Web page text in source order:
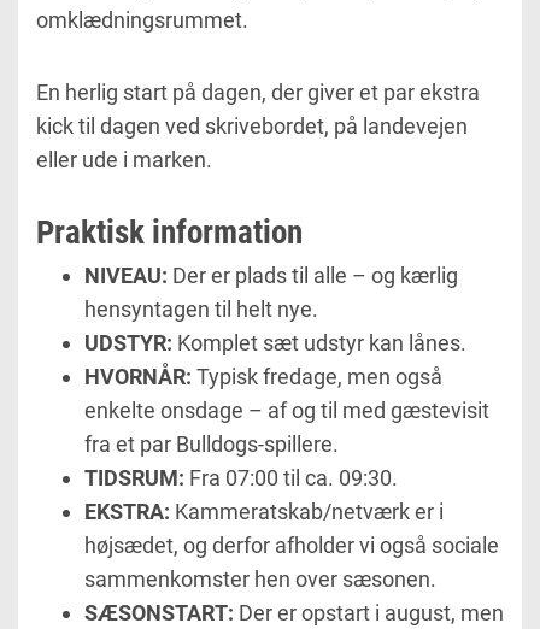
omklædningsrummet.
En herlig start på dagen, der giver et par ekstra
kick til dagen ved skrivebordet, på landevejen
eller ude i marken.
Praktisk information
NIVEAU: Der er plads til alle – og kærlig
hensyntagen til helt nye.
UDSTYR: Komplet sæt udstyr kan lånes.
HVORNÅR: Typisk fredage, men også
enkelte onsdage – af og til med gæstevisit
fra et par Bulldogs-spillere.
TIDSRUM: Fra 07:00 til ca. 09:30.
EKSTRA: Kammeratskab/netværk er i
højsædet, og derfor afholder vi også sociale
sammenkomster hen over sæsonen.
SÆSONSTART: Der er opstart i august, men